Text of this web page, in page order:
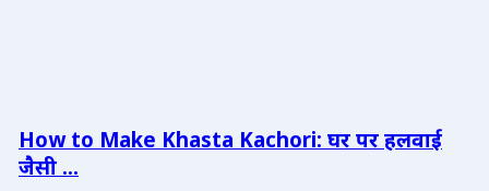
How to Make Khasta Kachori: घर पर हलवाई
जैसी ...